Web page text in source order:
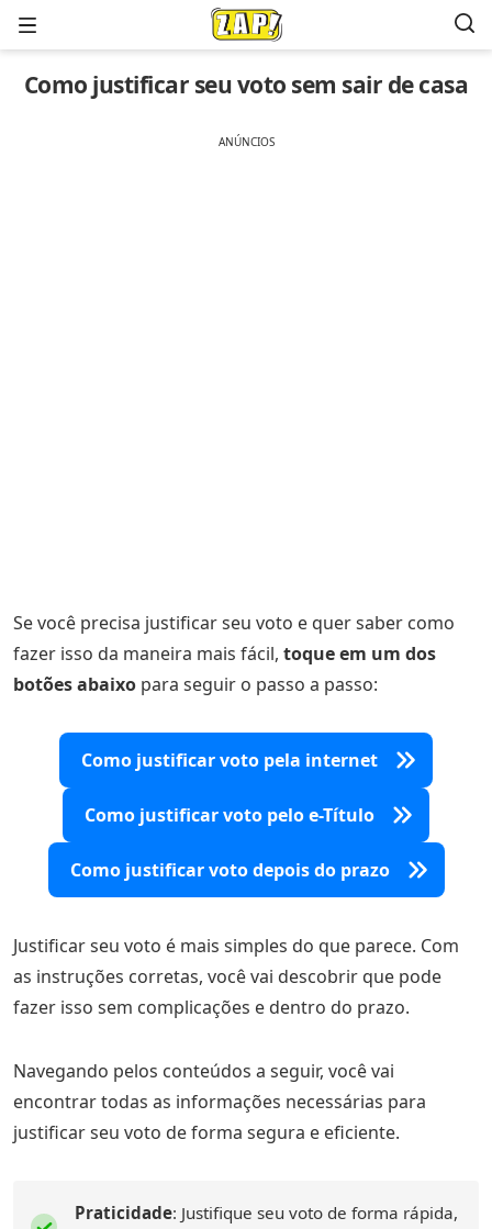
Menu
Como justificar seu voto sem sair de casa
ANÚNCIOS
Se você precisa justificar seu voto e quer saber como
fazer isso da maneira mais fácil, toque em um dos
botões abaixo para seguir o passo a passo:
Como justificar voto pela internet
Como justificar voto pelo e-Título
Como justificar voto depois do prazo
Justificar seu voto é mais simples do que parece. Com
as instruções corretas, você vai descobrir que pode
fazer isso sem complicações e dentro do prazo.
Navegando pelos conteúdos a seguir, você vai
encontrar todas as informações necessárias para
justificar seu voto de forma segura e eficiente.
Praticidade: Justifique seu voto de forma rápida,